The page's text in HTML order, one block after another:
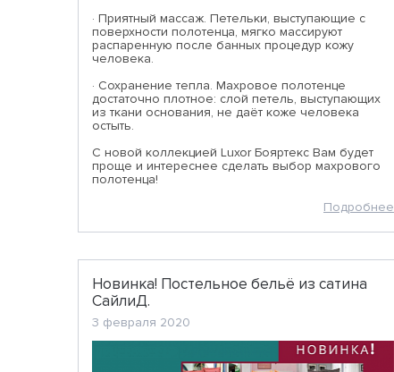
· Приятный массаж. Петельки, выступающие с
поверхности полотенца, мягко массируют
распаренную после банных процедур кожу
человека.
· Сохранение тепла. Махровое полотенце
достаточно плотное: слой петель, выступающих
из ткани основания, не даёт коже человека
остыть.
С новой коллекцией Luxor Бояртекс Вам будет
проще и интереснее сделать выбор махрового
полотенца!
Подробнее
Новинка! Постельное бельё из сатина
СайлиД.
3 февраля 2020